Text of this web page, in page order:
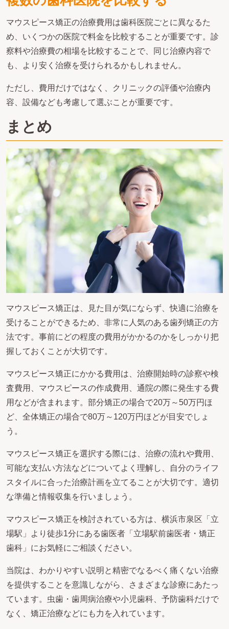
マウスピース矯正の治療費用は歯科医院ごとに異なるた
め、いくつかの医院で料金を比較することが重要です。診
察料や治療費の相場を比較することで、同じ治療内容で
も、より安く治療を受けられるかもしれません。
ただし、費用だけではなく、クリニックの評価や治療内
容、設備なども考慮して選ぶことが重要です。
まとめ
マウスピース矯正は、見た目が気にならず、快適に治療を
受けることができるため、非常に人気のある歯列矯正の方
法です。事前にどの程度の費用がかかるのかをしっかり把
握しておくことが大切です。
マウスピース矯正にかかる費用は、治療開始時の診察や検
査費用、マウスピースの作成費用、通院の際に発生する費
用などが含まれます。部分矯正の場合で20万～50万円ほ
ど、全体矯正の場合で80万～120万円ほどが目安でしょ
う。
マウスピース矯正を選択する際には、治療の流れや費用、
可能な支払い方法などについてよく理解し、自分のライフ
スタイルに合った治療計画を立てることが大切です。適切
な準備と情報収集を行いましょう。
マウスピース矯正を検討されている方は、横浜市泉区「立
場駅」より徒歩1分にある歯医者「立場駅前歯医者・矯正
歯科」にお気軽にご相談ください。
当院は、わかりやすい説明と精密でなるべく痛くない治療
を提供することを意識しながら、さまざまな診療にあたっ
ています。虫歯・歯周病治療や小児歯科、予防歯科だけで
なく、矯正治療などにも力を入れています。